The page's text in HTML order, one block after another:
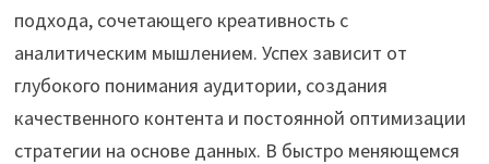
подхода, сочетающего креативность с
аналитическим мышлением. Успех зависит от
глубокого понимания аудитории, создания
качественного контента и постоянной оптимизации
стратегии на основе данных. В быстро меняющемся